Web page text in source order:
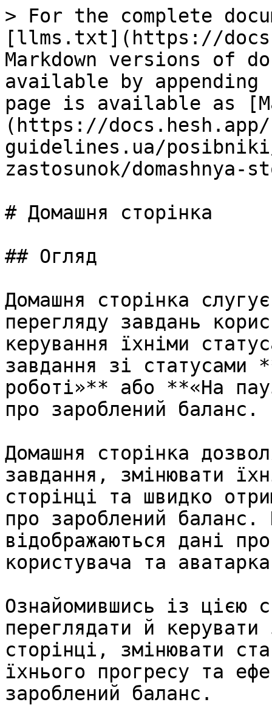
> For the complete
[llms.txt](https://
Markdown versions of
available by
page is available as
(https://docs.hesh.app/
guidelines.ua/
zastosunok/domashnya-
# Домашня сторінка
## Огляд
Домашня сторінка
перегляду завдань
керування їхніми
завдання зі статусами
роботі»** або **«На
про зароблений баланс.
Домашня сторінка
завдання, змінювати
сторінці та швидко
про зароблений
відображаються дані
користувача та
Ознайомившись із цією
переглядати й
сторінці, змінювати
їхнього прогресу та
зароблений баланс.